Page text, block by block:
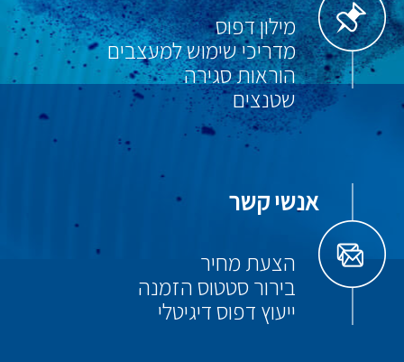
מילון דפוס
מדריכי שימוש למעצבים
הוראות סגירה
שטנצים
אנשי קשר
הצעת מחיר
בירור סטטוס הזמנה
ייעוץ דפוס דיגיטלי